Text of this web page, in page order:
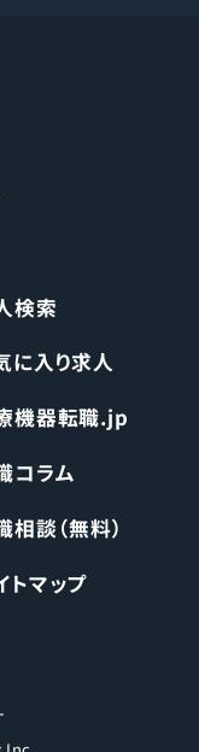
検索
に入り求人
機器転職.jp
コラム
相談（無料）
トマップ